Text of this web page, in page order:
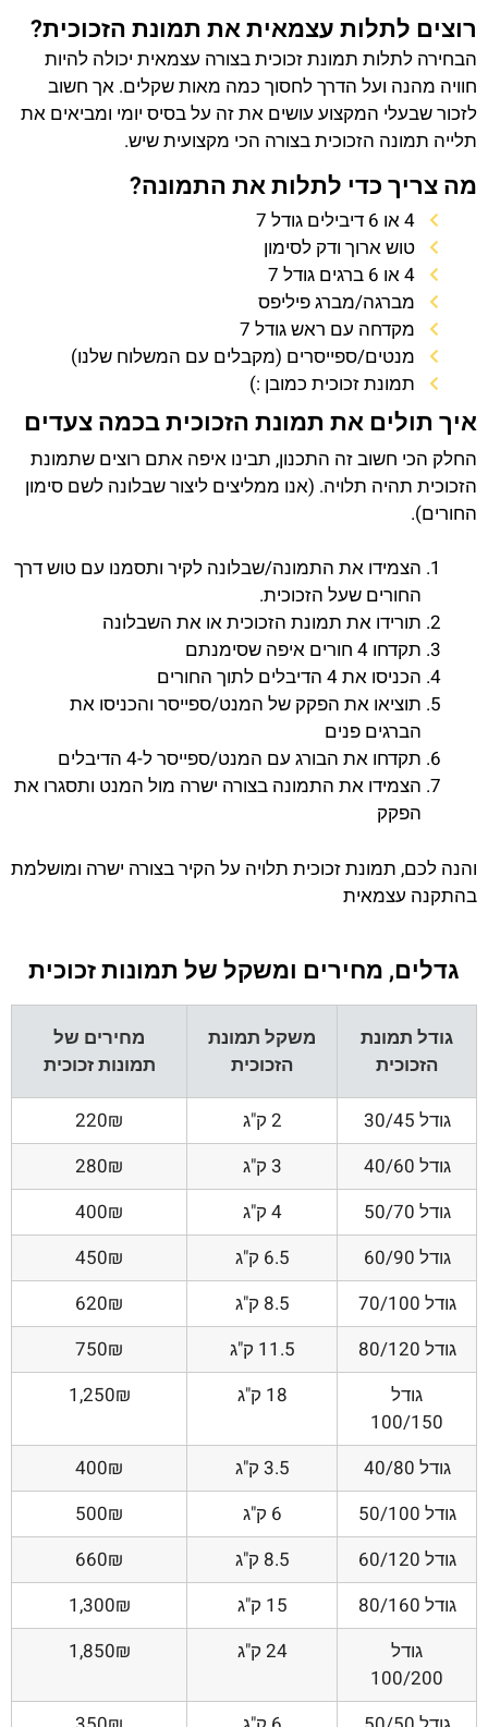
רוצים לתלות עצמאית את תמונת הזכוכית?
הבחירה לתלות תמונת זכוכית בצורה עצמאית יכולה להיות
חוויה מהנה ועל הדרך לחסוך כמה מאות שקלים. אך חשוב
לזכור שבעלי המקצוע עושים את זה על בסיס יומי ומביאים את
תלייה תמונה הזכוכית בצורה הכי מקצועית שיש.
מה צריך כדי לתלות את התמונה?
4 או 6 דיבילים גודל 7
טוש ארוך ודק לסימון
4 או 6 ברגים גודל 7
מברגה/מברג פיליפס
מקדחה עם ראש גודל 7
מנטים/ספייסרים (מקבלים עם המשלוח שלנו)
תמונת זכוכית כמובן :)
איך תולים את תמונת הזכוכית בכמה צעדים
החלק הכי חשוב זה התכנון, תבינו איפה אתם רוצים שתמונת
הזכוכית תהיה תלויה. (אנו ממליצים ליצור שבלונה לשם סימון
החורים).
הצמידו את התמונה/שבלונה לקיר ותסמנו עם טוש דרך
החורים שעל הזכוכית.
תורידו את תמונת הזכוכית או את השבלונה
תקדחו 4 חורים איפה שסימנתם
הכניסו את 4 הדיבלים לתוך החורים
תוציאו את הפקק של המנט/ספייסר והכניסו את
הברגים פנים
תקדחו את הבורג עם המנט/ספייסר ל-4 הדיבלים
הצמידו את התמונה בצורה ישרה מול המנט ותסגרו את
הפקק
והנה לכם, תמונת זכוכית תלויה על הקיר בצורה ישרה ומושלמת
בהתקנה עצמאית
גדלים, מחירים ומשקל של תמונות זכוכית
גודל תמונת
הזכוכית
משקל תמונת
הזכוכית
מחירים של
תמונות זכוכית
גודל 30/45 2 ק"ג
220₪
גודל 40/60
3 ק"ג
280₪
גודל 50/70
4 ק"ג
400₪
גודל 60/90
6.5 ק"ג
450₪
גודל 70/100
8.5 ק"ג
620₪
גודל 80/120
11.5 ק"ג
750₪
גודל
100/150
18 ק"ג 1,250₪
גודל 40/80 3.5 ק"ג
400₪
גודל 50/100
6 ק"ג
500₪
גודל 60/120
8.5 ק"ג
660₪
גודל 80/160
15 ק"ג
1,300₪
גודל
100/200
24 ק"ג 1,850₪